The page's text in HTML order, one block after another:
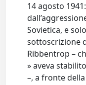
14 agosto
Sovietica, e
sottoscrizione
Ribbentrop –
» aveva
–, a fronte